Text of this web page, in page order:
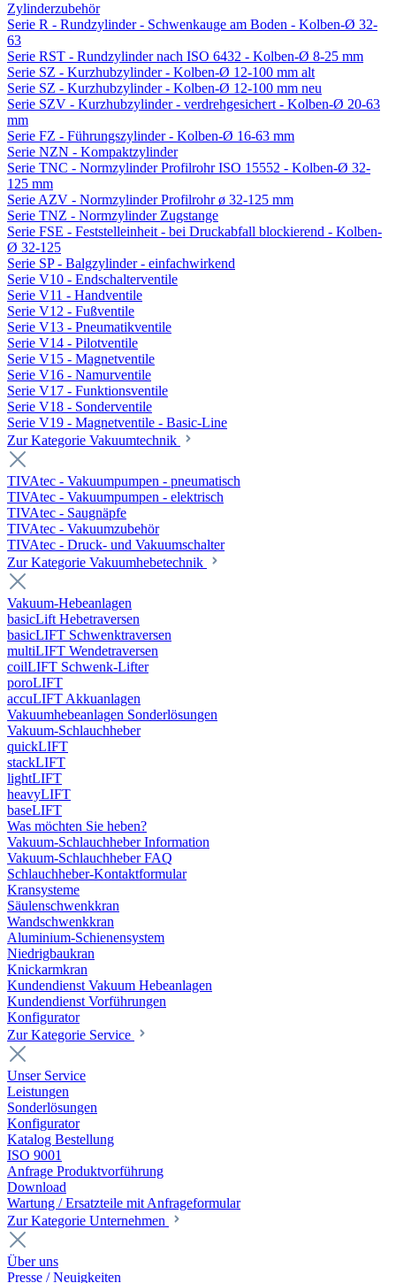
Zylinderzubehör
Serie R - Rundzylinder - Schwenkauge am Boden - Kolben-Ø 32-
63
Serie RST - Rundzylinder nach ISO 6432 - Kolben-Ø 8-25 mm
Serie SZ - Kurzhubzylinder - Kolben-Ø 12-100 mm alt
Serie SZ - Kurzhubzylinder - Kolben-Ø 12-100 mm neu
Serie SZV - Kurzhubzylinder - verdrehgesichert - Kolben-Ø 20-63
mm
Serie FZ - Führungszylinder - Kolben-Ø 16-63 mm
Serie NZN - Kompaktzylinder
Serie TNC - Normzylinder Profilrohr ISO 15552 - Kolben-Ø 32-
125 mm
Serie AZV - Normzylinder Profilrohr ø 32-125 mm
Serie TNZ - Normzylinder Zugstange
Serie FSE - Feststelleinheit - bei Druckabfall blockierend - Kolben-
Ø 32-125
Serie SP - Balgzylinder - einfachwirkend
Serie V10 - Endschalterventile
Serie V11 - Handventile
Serie V12 - Fußventile
Serie V13 - Pneumatikventile
Serie V14 - Pilotventile
Serie V15 - Magnetventile
Serie V16 - Namurventile
Serie V17 - Funktionsventile
Serie V18 - Sonderventile
Serie V19 - Magnetventile - Basic-Line
Zur Kategorie Vakuumtechnik
TIVAtec - Vakuumpumpen - pneumatisch
TIVAtec - Vakuumpumpen - elektrisch
TIVAtec - Saugnäpfe
TIVAtec - Vakuumzubehör
TIVAtec - Druck- und Vakuumschalter
Zur Kategorie Vakuumhebetechnik
Vakuum-Hebeanlagen
basicLift Hebetraversen
basicLIFT Schwenktraversen
multiLIFT Wendetraversen
coilLIFT Schwenk-Lifter
poroLIFT
accuLIFT Akkuanlagen
Vakuumhebeanlagen Sonderlösungen
Vakuum-Schlauchheber
quickLIFT
stackLIFT
lightLIFT
heavyLIFT
baseLIFT
Was möchten Sie heben?
Vakuum-Schlauchheber Information
Vakuum-Schlauchheber FAQ
Schlauchheber-Kontaktformular
Kransysteme
Säulenschwenkkran
Wandschwenkkran
Aluminium-Schienensystem
Niedrigbaukran
Knickarmkran
Kundendienst Vakuum Hebeanlagen
Kundendienst Vorführungen
Konfigurator
Zur Kategorie Service
Unser Service
Leistungen
Sonderlösungen
Konfigurator
Katalog Bestellung
ISO 9001
Anfrage Produktvorführung
Download
Wartung / Ersatzteile mit Anfrageformular
Zur Kategorie Unternehmen
Über uns
Presse / Neuigkeiten